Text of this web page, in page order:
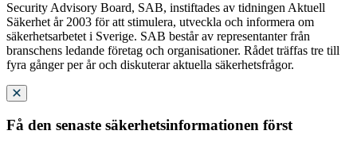
Security Advisory Board, SAB, instiftades av tidningen Aktuell
Säkerhet år 2003 för att stimulera, utveckla och informera om
säkerhetsarbetet i Sverige. SAB består av representanter från
branschens ledande företag och organisationer. Rådet träffas tre till
fyra gånger per år och diskuterar aktuella säkerhetsfrågor.
Få den senaste säkerhetsinformationen först